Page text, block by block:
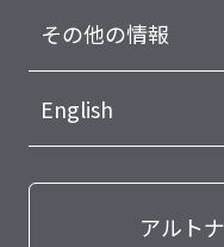
その他の情報
English
アルト